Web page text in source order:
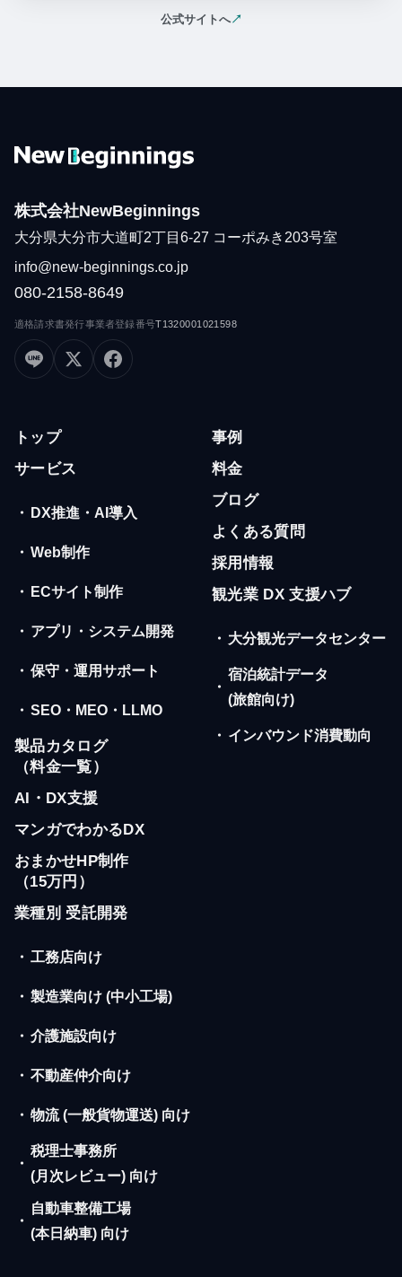
公式サイトへ↗
（新しいタブで開く）
株式会社NewBeginnings
大分県大分市大道町2丁目6-27 コーポみき203号室
info@new-beginnings.co.jp
080-2158-8649
適格請求書発行事業者登録番号T1320001021598
トップ
サービス
・ DX推進・AI導入
・ Web制作
・ ECサイト制作
・ アプリ・システム開発
・ 保守・運用サポート
・ SEO・MEO・LLMO
製品カタログ
（料金一覧）
AI・DX支援
マンガでわかるDX
おまかせHP制作
（15万円）
業種別 受託開発
・ 工務店向け
・ 製造業向け (中小工場)
・ 介護施設向け
・ 不動産仲介向け
・ 物流 (一般貨物運送) 向け
・
税理士事務所
(月次レビュー) 向け
・
自動車整備工場
(本日納車) 向け
事例
料金
ブログ
よくある質問
採用情報
観光業 DX 支援ハブ
・ 大分観光データセンター
・
宿泊統計データ
(旅館向け)
・ インバウンド消費動向